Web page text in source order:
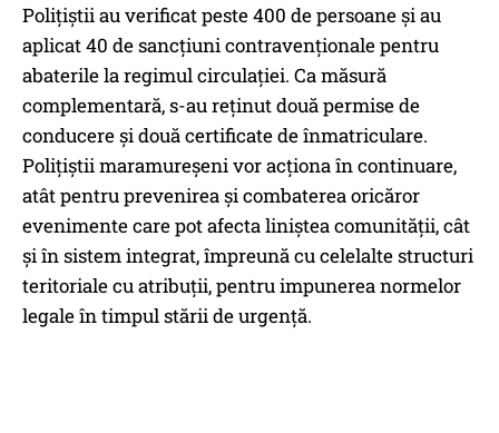
Poliţiştii au verificat peste 400 de persoane şi au
aplicat 40 de sancţiuni contravenţionale pentru
abaterile la regimul circulaţiei. Ca măsură
complementară, s-au reţinut două permise de
conducere şi două certificate de înmatriculare.
Poliţiştii maramureşeni vor acţiona în continuare,
atât pentru prevenirea şi combaterea oricăror
evenimente care pot afecta liniştea comunităţii, cât
şi în sistem integrat, împreună cu celelalte structuri
teritoriale cu atribuţii, pentru impunerea normelor
legale în timpul stării de urgenţă.